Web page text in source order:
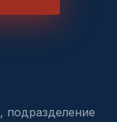
, подразделение